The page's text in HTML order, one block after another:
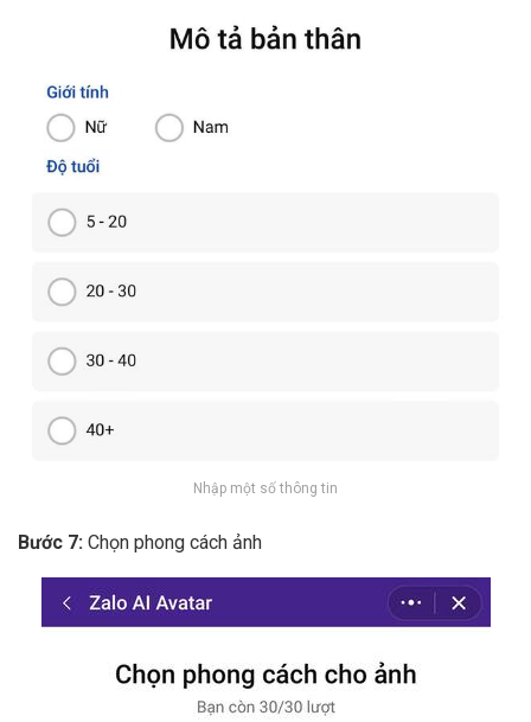
Nhập một số thông tin
Bước 7: Chọn phong cách ảnh